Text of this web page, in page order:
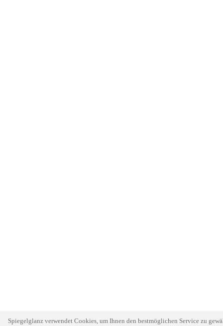
Spiegelglanz verwendet Cookies, um Ihnen den bestmöglichen Service zu